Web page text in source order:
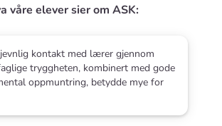
våre elever sier om ASK:
jevnlig kontakt med lærer gjennom
tryggheten, kombinert med gode
oppmuntring, betydde mye for